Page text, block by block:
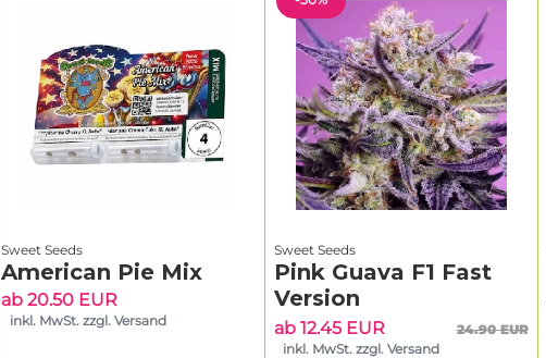
Sweet Seeds
American Pie Mix
ab 20.50 EUR
inkl. MwSt. zzgl. Versand
Sweet Seeds
Pink Guava F1 Fast
Version
ab 12.45 EUR
24.90 EUR
inkl. MwSt. zzgl. Versand